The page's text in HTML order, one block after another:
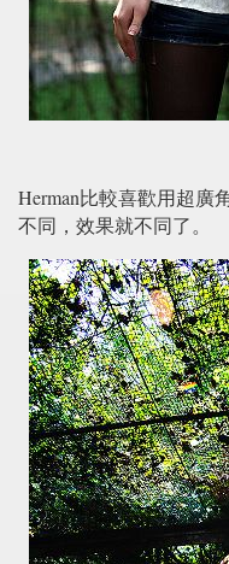
Herman比較喜歡用超廣
不同，效果就不同了。